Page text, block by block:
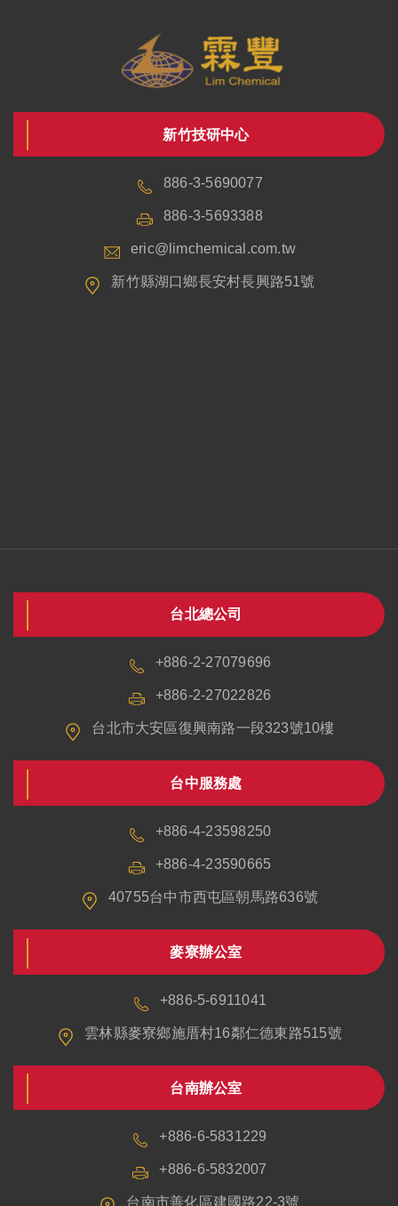
新竹技研中心
886-3-5690077
886-3-5693388
eric@limchemical.com.tw
新竹縣湖口鄉長安村長興路51號
台北總公司
+886-2-27079696
+886-2-27022826
台北市大安區復興南路一段323號10樓
台中服務處
+886-4-23598250
+886-4-23590665
40755台中市西屯區朝馬路636號
麥寮辦公室
+886-5-6911041
雲林縣麥寮鄉施厝村16鄰仁德東路515號
台南辦公室
+886-6-5831229
+886-6-5832007
台南市善化區建國路22-3號